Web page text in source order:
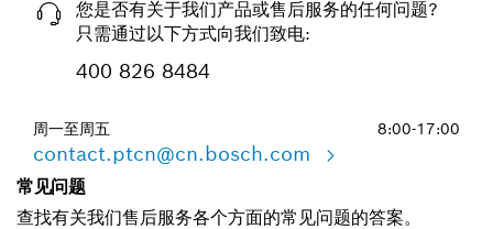
您是否有关于我们产品或售后服务的任何问题?
只需通过以下方式向我们致电:
400 826 8484
周一至周五 8:00-17:00
contact.ptcn@cn.bosch.com
常见问题
查找有关我们售后服务各个方面的常见问题的答案。